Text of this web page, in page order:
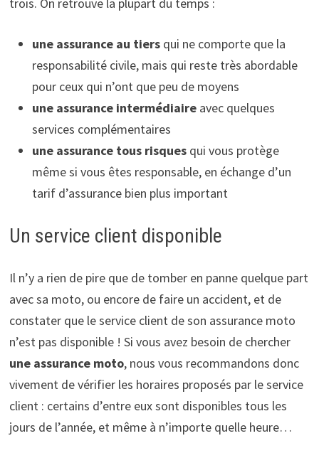
trois. On retrouve la plupart du temps :
une assurance au tiersqui ne comporte que la
responsabilité civile, mais qui reste très abordable
pour ceux qui n’ont que peu de moyens
une assurance intermédiaireavec quelques
services complémentaires
une assurance tous risquesqui vous protège
même si vous êtes responsable, en échange d’un
tarif d’assurance bien plus important
Un service client disponible
Il n’y a rien de pire que de tomber en panne quelque part
avec sa moto, ou encore de faire un accident, et de
constater que le service client de son assurance moto
n’est pas disponible ! Si vous avez besoin de chercher
une assurance moto, nous vous recommandons donc
vivement de vérifier les horaires proposés par le service
client : certains d’entre eux sont disponibles tous les
jours de l’année, et même à n’importe quelle heure…